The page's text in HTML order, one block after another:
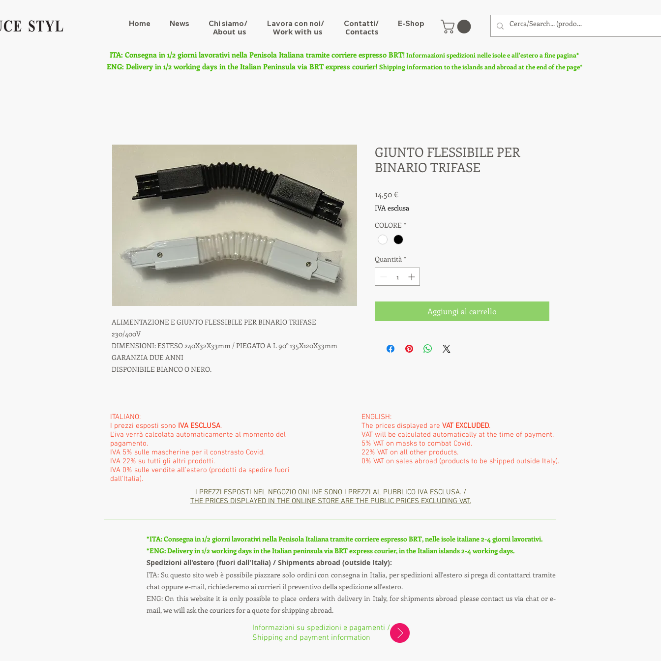
Home News Chi siamo/ Lavora con noi/ Contatti/ E-Shop
About us Work with us Contacts
ITA: Consegna in 1/2 giorni lavorativi nella Penisola Italiana tramite corriere espresso BRT!Informazioni spedizioni nelle isole e all'estero a fine pagina*
ENG: Delivery in 1/2 working days in the Italian Peninsula via BRT express courier! Shipping information to the islands and abroad at the end of the page*
ALIMENTAZIONE E GIUNTO FLESSIBILE PER BINARIO TRIFASE
230/400V
DIMENSIONI: ESTESO 240X32X33mm / PIEGATO A L 90° 135X120X33mm
GARANZIA DUE ANNI
DISPONIBILE BIANCO O NERO.
GIUNTO FLESSIBILE PER
BINARIO TRIFASE
14,50 €Prezzo
IVA esclusa
COLORE *
Quantità *
Aggiungi al carrello
ITALIANO:
I prezzi esposti sono IVA ESCLUSA.
L'iva verrà calcolata automaticamente al momento del
pagamento.
IVA 5% sulle mascherine per il constrasto Covid.
IVA 22% su tutti gli altri prodotti.
IVA 0% sulle vendite all'estero (prodotti da spedire fuori
dall'Italia).
ENGLISH:
The prices displayed are VAT EXCLUDED.
VAT will be calculated automatically at the time of payment.
5% VAT on masks to combat Covid.
22% VAT on all other products.
0% VAT on sales abroad (products to be shipped outside Italy).
I PREZZI ESPOSTI NEL NEGOZIO ONLINE SONO I PREZZI AL PUBBLICO IVA ESCLUSA. /
THE PRICES DISPLAYED IN THE ONLINE STORE ARE THE PUBLIC PRICES EXCLUDING VAT.
*ITA: Consegna in 1/2 giorni lavorativi nella Penisola Italiana tramite corriere espresso BRT, nelle isole italiane 2-4 giorni lavorativi.
*ENG: Delivery in 1/2 working days in the Italian peninsula via BRT express courier, in the Italian islands 2-4 working days.
Spedizioni all'estero (fuori dall'Italia) / Shipments abroad (outside Italy):
ITA: Su questo sito web è possibile piazzare solo ordini con consegna in Italia, per spedizioni all'estero si prega di contattarci tramite
chat oppure e-mail, richiederemo ai corrieri il preventivo della spedizione all'estero.
ENG: On this website it is only possible to place orders with delivery in Italy, for shipments abroad please contact us via chat or e-
mail, we will ask the couriers for a quote for shipping abroad.
Informazioni su spedizioni e pagamenti /
Shipping and payment information